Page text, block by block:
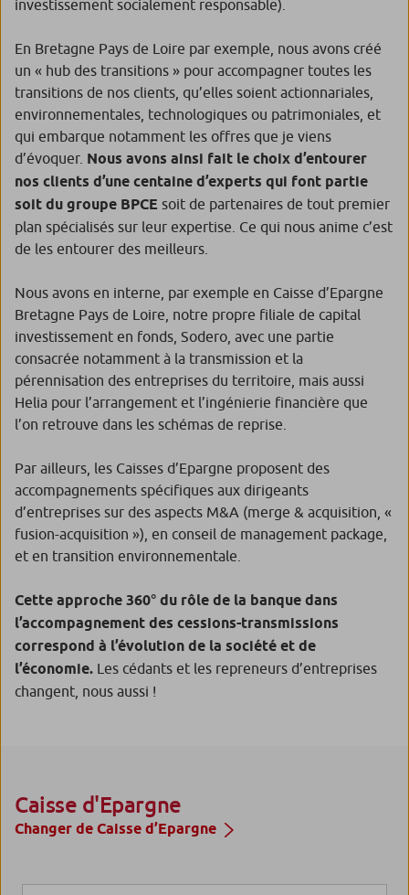
investissement socialement responsable).
En Bretagne Pays de Loire par exemple, nous avons créé
un « hub des transitions » pour accompagner toutes les
transitions de nos clients, qu’elles soient actionnariales,
environnementales, technologiques ou patrimoniales, et
qui embarque notamment les offres que je viens
d’évoquer. Nous avons ainsi fait le choix d’entourer
nos clients d’une centaine d’experts qui font partie
soit du groupe BPCE soit de partenaires de tout premier
plan spécialisés sur leur expertise. Ce qui nous anime c’est
de les entourer des meilleurs.
Nous avons en interne, par exemple en Caisse d’Epargne
Bretagne Pays de Loire, notre propre filiale de capital
investissement en fonds, Sodero, avec une partie
consacrée notamment à la transmission et la
pérennisation des entreprises du territoire, mais aussi
Helia pour l’arrangement et l’ingénierie financière que
l’on retrouve dans les schémas de reprise.
Par ailleurs, les Caisses d’Epargne proposent des
accompagnements spécifiques aux dirigeants
d’entreprises sur des aspects M&A (merge & acquisition, «
fusion-acquisition »), en conseil de management package,
et en transition environnementale.
Cette approche 360° du rôle de la banque dans
l’accompagnement des cessions-transmissions
correspond à l’évolution de la société et de
l’économie. Les cédants et les repreneurs d’entreprises
changent, nous aussi !
Caisse d'Epargne
Changer de Caisse d’Epargne